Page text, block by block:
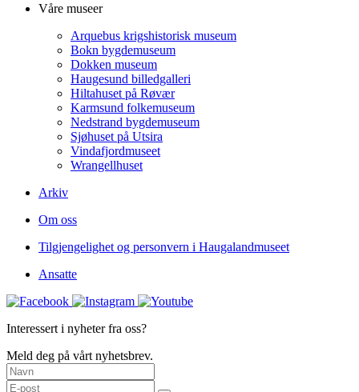
Våre museer
Arquebus krigshistorisk museum
Bokn bygdemuseum
Dokken museum
Haugesund billedgalleri
Hiltahuset på Røvær
Karmsund folkemuseum
Nedstrand bygdemuseum
Sjøhuset på Utsira
Vindafjordmuseet
Wrangellhuset
Arkiv
Om oss
Tilgjengelighet og personvern i Haugalandmuseet
Ansatte
Interessert i nyheter fra oss?
Meld deg på vårt nyhetsbrev.